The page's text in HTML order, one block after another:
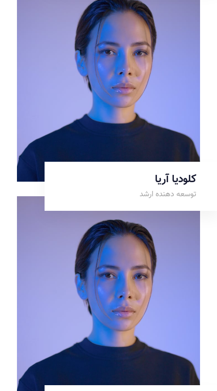
کلودیا آریا
توسعه دهنده ارشد